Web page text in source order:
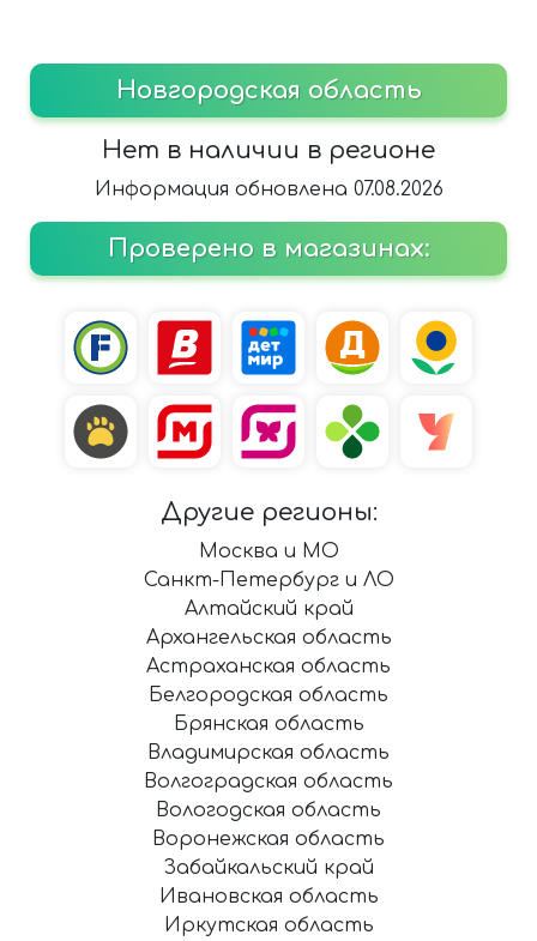
Новгородская область
Нет в наличии в регионе
Информация обновлена 07.08.2026
Проверено в магазинах:
Другие регионы:
Москва и МО
Санкт-Петербург и ЛО
Алтайский край
Архангельская область
Астраханская область
Белгородская область
Брянская область
Владимирская область
Волгоградская область
Вологодская область
Воронежская область
Забайкальский край
Ивановская область
Иркутская область